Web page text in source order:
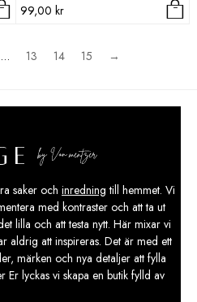
99,00 kr
… 13 14 15 →
saker och inredning till hemmet. Vi
med kontraster och att ta ut
lilla och att testa nytt. Här mixar vi
aldrig att inspireras. Det är med ett
märken och nya detaljer att fylla
Er lyckas vi skapa en butik fylld av